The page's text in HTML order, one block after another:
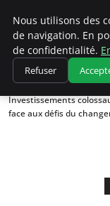
Accueil
Énergies
Investissements
face aux défis du
Nous utilisons des
de navigation. En
de confidentialité.
Refuser